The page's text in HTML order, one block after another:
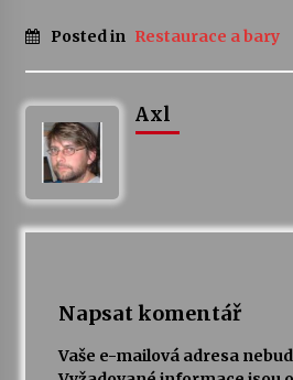
Posted in Restaurace a bary
Axl
Napsat komentář
Vaše e-mailová adresa